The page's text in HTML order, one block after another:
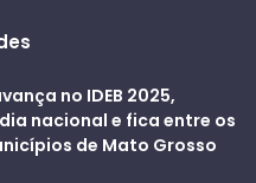
no IDEB 2025,
nacional e fica entre os
de Mato Grosso